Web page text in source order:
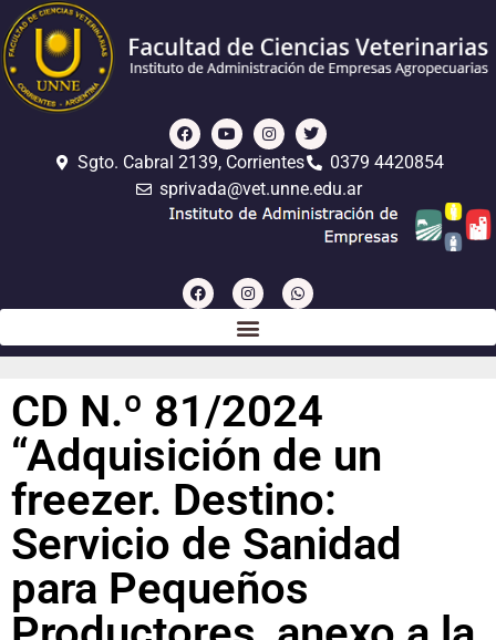
Sgto. Cabral 2139, Corrientes
0379 4420854
sprivada@vet.unne.edu.ar
CD N.º 81/2024
“Adquisición de un
freezer. Destino:
Servicio de Sanidad
para Pequeños